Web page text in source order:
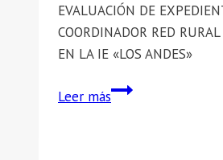
EVALUACIÓN DE
COORDINADOR RED
EN LA IE «LOS ANDES»
Leer más📣